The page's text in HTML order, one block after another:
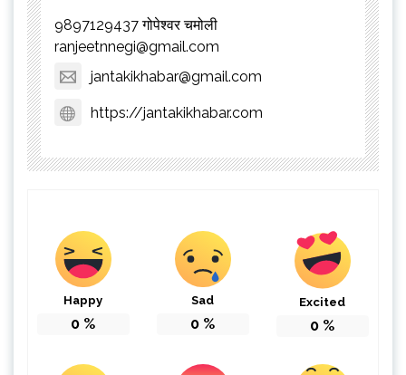
9897129437 गोपेश्वर चमोली
ranjeetnnegi@gmail.com
jantakikhabar@gmail.com
https://jantakikhabar.com
Happy
0 %
Sad
0 %
Excited
0 %